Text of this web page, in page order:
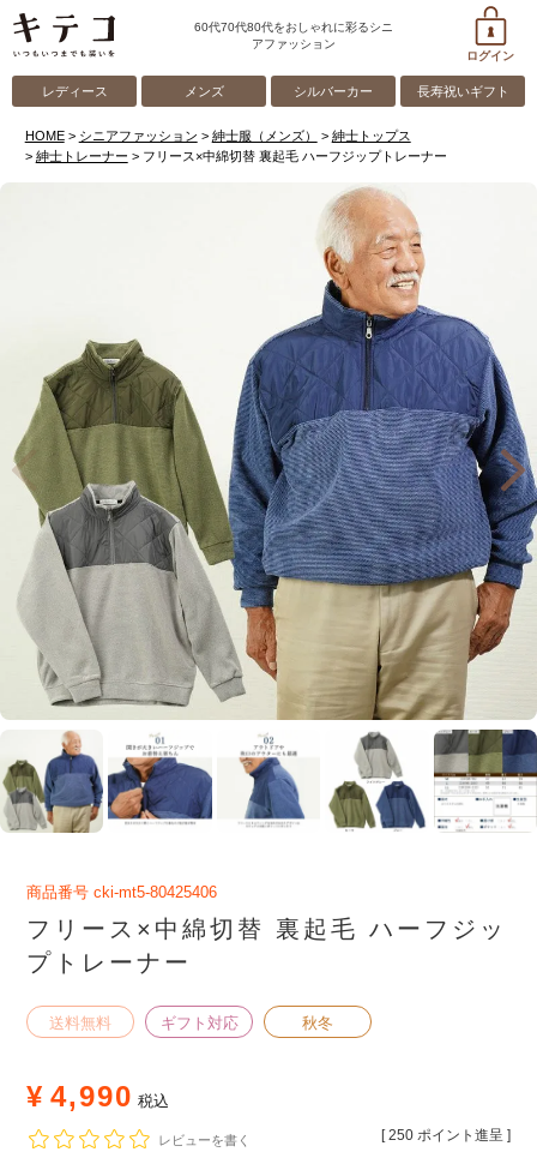
60代70代80代をおしゃれに彩るシニ
アファッション
ログイン
レディース メンズ シルバーカー 長寿祝いギフト
HOME シニアファッション 紳士服（メンズ）
紳士トップス
紳士トレーナー
フリース×中綿切替 裏起毛 ハーフジップトレーナー
商品番号 cki-mt5-80425406
フリース×中綿切替 裏起毛 ハーフジッ
プトレーナー
送料無料 ギフト対応 秋冬
¥ 4,990 税込
[ 250 ポイント進呈 ]
レビューを書く